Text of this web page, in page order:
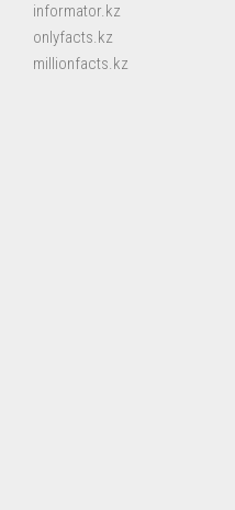
informator.kz
onlyfacts.kz
millionfacts.kz